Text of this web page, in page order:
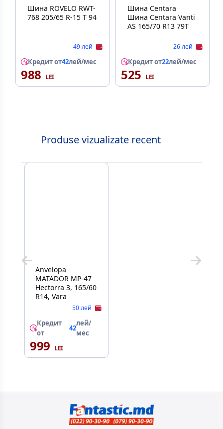
Шина ROVELO RWT-
768 205/65 R-15 T 94
49 лей
Кредит от42лей/мес
988
Шина Centara
Шина Centara Vanti
AS 165/70 R13 79T
26 лей
Кредит от22лей/мес
525
Produse vizualizate recent
Anvelopa
MATADOR MP-47
Hectorra 3, 165/60
R14, Vara
50 лей
Кредит
от
42
лей/
мес
999